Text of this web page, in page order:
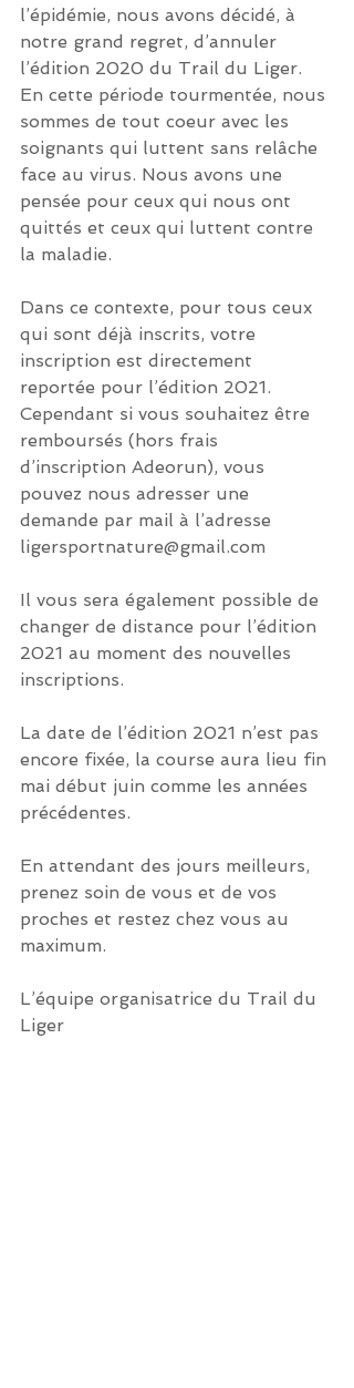
l’épidémie, nous avons décidé, à
notre grand regret, d’annuler
l’édition 2020 du Trail du Liger.
En cette période tourmentée, nous
sommes de tout coeur avec les
soignants qui luttent sans relâche
face au virus. Nous avons une
pensée pour ceux qui nous ont
quittés et ceux qui luttent contre
la maladie.
Dans ce contexte, pour tous ceux
qui sont déjà inscrits, votre
inscription est directement
reportée pour l’édition 2021.
Cependant si vous souhaitez être
remboursés (hors frais
d’inscription Adeorun), vous
pouvez nous adresser une
demande par mail à l’adresse
ligersportnature@gmail.com
Il vous sera également possible de
changer de distance pour l’édition
2021 au moment des nouvelles
inscriptions.
La date de l’édition 2021 n’est pas
encore fixée, la course aura lieu fin
mai début juin comme les années
précédentes.
En attendant des jours meilleurs,
prenez soin de vous et de vos
proches et restez chez vous au
maximum.
L’équipe organisatrice du Trail du
Liger